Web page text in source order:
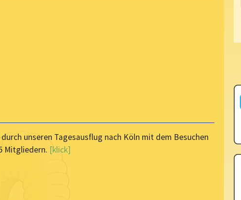
unseren Tagesausflug nach Köln mit dem Besuchen
Mitgliedern. [klick]